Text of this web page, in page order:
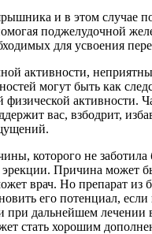
и в этом случае
поджелудочной
для усвоения
активности,
могут быть как
физической активности.
вас, взбодрит,
которого не заботила
эрекции. Причина может
врач. Но препарат из
его потенциал,
при дальнейшем лечении
стать хорошим